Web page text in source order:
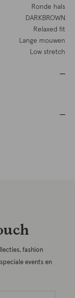
Ronde hals
DARKBROWN
Relaxed fit
Lange mouwen
Low stretch
fashion
events en